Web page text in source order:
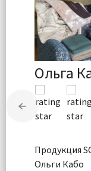
Ольга
Продукция
Ольги Кабо